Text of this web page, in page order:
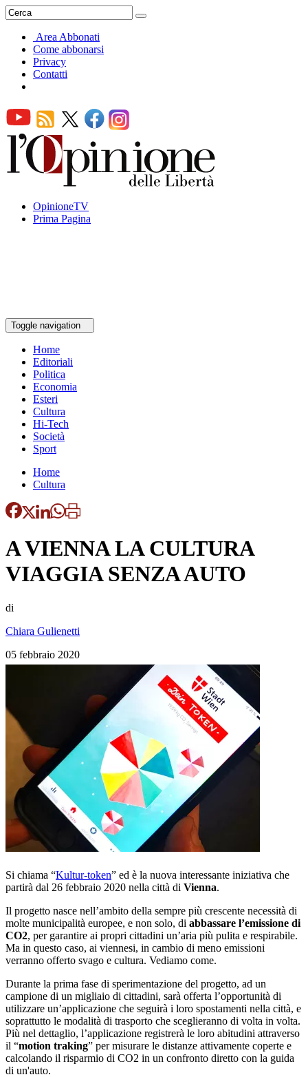
Area Abbonati
Come abbonarsi
Privacy
Contatti
OpinioneTV
Prima Pagina
Toggle navigation
Home
Editoriali
Politica
Economia
Esteri
Cultura
Hi-Tech
Società
Sport
Home
Cultura
A VIENNA LA CULTURA
VIAGGIA SENZA AUTO
di
Chiara Gulienetti
05 febbraio 2020
Si chiama “Kultur-token” ed è la nuova interessante iniziativa che
partirà dal 26 febbraio 2020 nella città di Vienna.
Il progetto nasce nell’ambito della sempre più crescente necessità di
molte municipalità europee, e non solo, di abbassare l’emissione di
CO2, per garantire ai propri cittadini un’aria più pulita e respirabile.
Ma in questo caso, ai viennesi, in cambio di meno emissioni
verranno offerto svago e cultura. Vediamo come.
Durante la prima fase di sperimentazione del progetto, ad un
campione di un migliaio di cittadini, sarà offerta l’opportunità di
utilizzare un’applicazione che seguirà i loro spostamenti nella città, e
soprattutto le modalità di trasporto che sceglieranno di volta in volta.
Più nel dettaglio, l’applicazione registrerà le loro abitudini attraverso
il “motion traking” per misurare le distanze attivamente coperte e
calcolando il risparmio di CO2 in un confronto diretto con la guida
di un'auto.